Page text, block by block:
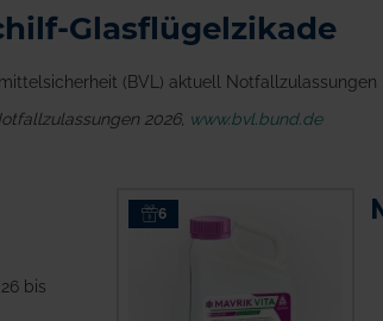
Glasflügelzikade
(BVL) aktuell
2026, www.bvl.bund.de
bis
6